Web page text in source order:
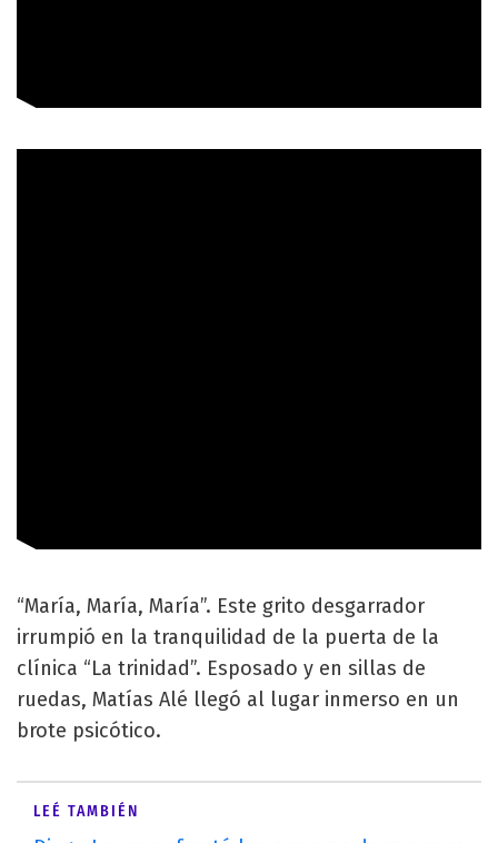
“María, María, María”. Este grito desgarrador
irrumpió en la tranquilidad de la puerta de la
clínica “La trinidad”. Esposado y en sillas de
ruedas, Matías Alé llegó al lugar inmerso en un
brote psicótico.
LEÉ TAMBIÉN